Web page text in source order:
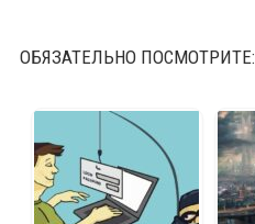
ОБЯЗАТЕЛЬНО ПОСМОТРИТЕ: